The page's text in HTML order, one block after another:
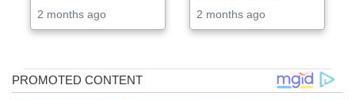
2 months ago 2 months ago